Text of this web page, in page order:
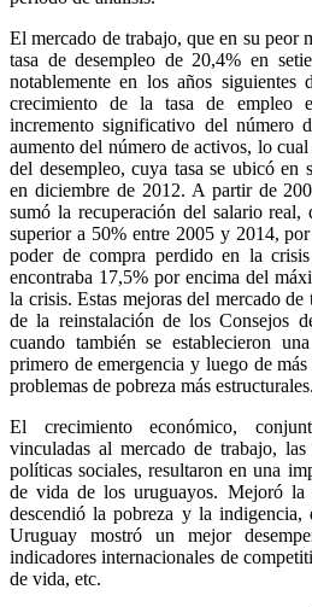
El mercado de trabajo, que en su peor
tasa de desempleo de 20,4% en
notablemente en los años siguientes
crecimiento de la tasa de empleo
incremento significativo del número
aumento del número de activos, lo
del desempleo, cuya tasa se ubicó
en diciembre de 2012. A partir de
sumó la recuperación del salario
superior a 50% entre 2005 y 2014,
poder de compra perdido en la
encontraba 17,5% por encima del
la crisis. Estas mejoras del mercado
de la reinstalación de los Consejos
cuando también se establecieron
primero de emergencia y luego de
problemas de pobreza más estructurales.
El crecimiento económico,
vinculadas al mercado de trabajo,
políticas sociales, resultaron en una
de vida de los uruguayos. Mejoró la
descendió la pobreza y la
Uruguay mostró un mejor
indicadores internacionales de
de vida, etc.